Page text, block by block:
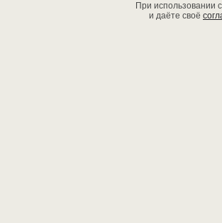
При использовании
и даёте своё